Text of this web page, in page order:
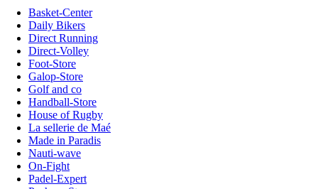
Basket-Center
Daily Bikers
Direct Running
Direct-Volley
Foot-Store
Galop-Store
Golf and co
Handball-Store
House of Rugby
La sellerie de Maé
Made in Paradis
Nauti-wave
On-Fight
Padel-Expert